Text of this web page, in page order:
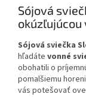
Sójová
okúzľujúcou
Sójová sviečka
hľadáte vonné
obohatili o
pomalšiemu
vás potešovať